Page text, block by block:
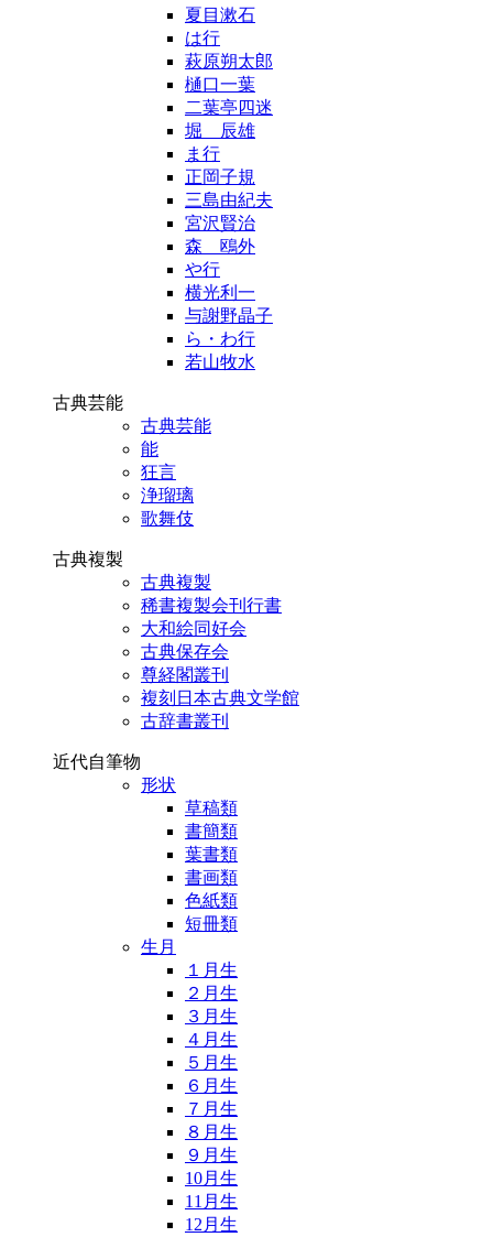
夏目漱石
は行
萩原朔太郎
樋口一葉
二葉亭四迷
堀 辰雄
ま行
正岡子規
三島由紀夫
宮沢賢治
森 鴎外
や行
横光利一
与謝野晶子
ら・わ行
若山牧水
古典芸能
古典芸能
能
狂言
浄瑠璃
歌舞伎
古典複製
古典複製
稀書複製会刊行書
大和絵同好会
古典保存会
尊経閣叢刊
複刻日本古典文学館
古辞書叢刊
近代自筆物
形状
草稿類
書簡類
葉書類
書画類
色紙類
短冊類
生月
１月生
２月生
３月生
４月生
５月生
６月生
７月生
８月生
９月生
10月生
11月生
12月生